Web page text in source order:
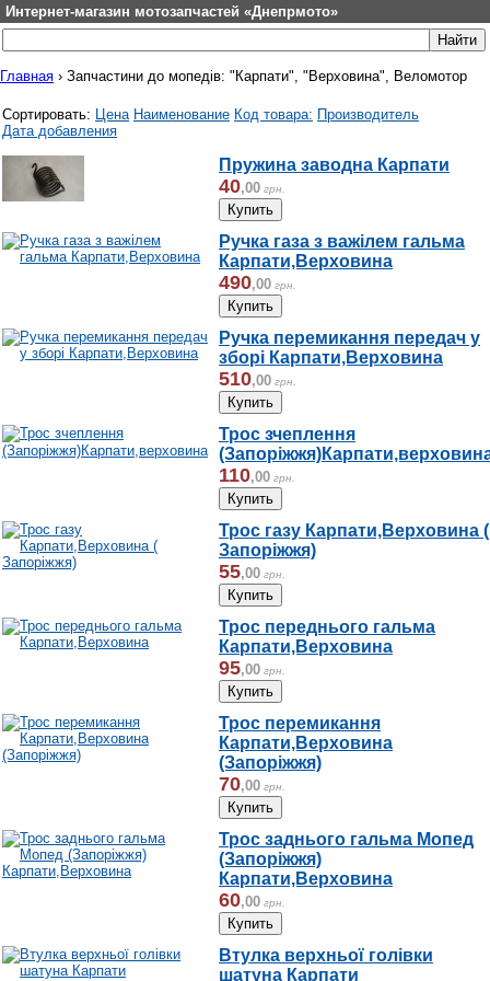
Интернет-магазин мотозапчастей «Днепрмото»
Главная › Запчастини до мопедів: "Карпати", "Верховина", Веломотор
Сортировать: Цена Наименование Код товара: Производитель
Дата добавления
Пружина заводна Карпати
40,00 грн.
Ручка газа з важілем гальма
Карпати,Верховина
490,00 грн.
Ручка перемикання передач у
зборі Карпати,Верховина
510,00 грн.
Трос зчеплення
110,00 грн.
Трос газу Карпати,Верховина (
Запоріжжя)
55,00 грн.
Трос переднього гальма
Карпати,Верховина
95,00 грн.
Трос перемикання
Карпати,Верховина
(Запоріжжя)
70,00 грн.
Трос заднього гальма Мопед
(Запоріжжя)
Карпати,Верховина
60,00 грн.
Втулка верхньої голівки
шатуна Карпати